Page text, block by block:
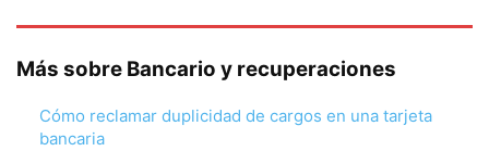
Más sobre Bancario y recuperaciones
Cómo reclamar duplicidad de cargos en una tarjeta
bancaria